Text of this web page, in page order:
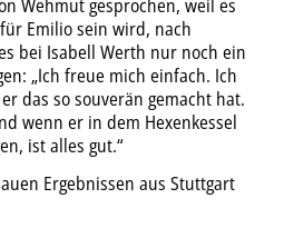
Wehmut gesprochen, weil es
Emilio sein wird, nach
bei Isabell Werth nur noch ein
„Ich freue mich einfach. Ich
das so souverän gemacht hat.
wenn er in dem Hexenkessel
ist alles gut.“
Ergebnissen aus Stuttgart